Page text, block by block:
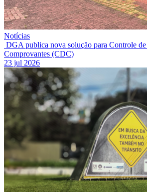
Notícias
DGA publica nova solução para Controle
Comprovantes (CDC)
23 jul 2026